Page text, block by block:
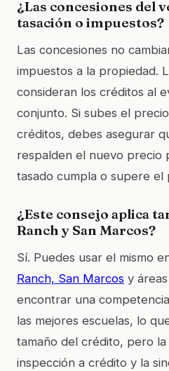
¿Las concesiones del
tasación o impuestos?
Las concesiones no
impuestos a la propiedad.
consideran los créditos al
conjunto. Si subes el
créditos, debes asegurar
respalden el nuevo precio
tasado cumpla o supere
¿Este consejo aplica
Ranch y San Marcos?
Sí. Puedes usar el mismo
Ranch, San Marcos y
encontrar una
las mejores escuelas, lo
tamaño del crédito, pero
inspección a crédito y la